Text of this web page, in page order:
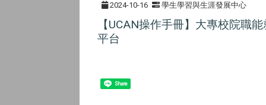
2024-10-16 學生學習與生涯發展中心
【UCAN操作手冊】大專校院職
平台
Share